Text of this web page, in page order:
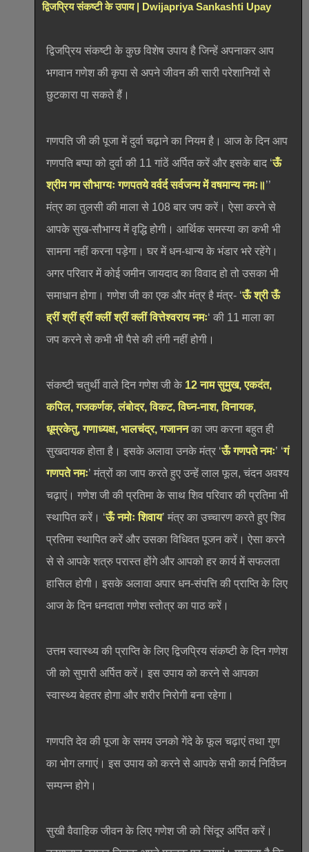
द्विजप्रिय संकष्टी के उपाय | Dwijapriya Sankashti Upay
द्विजप्रिय संकष्टी के कुछ विशेष उपाय है जिन्हें अपनाकर आप
भगवान गणेश की कृपा से अपने जीवन की सारी परेशानियों से
छुटकारा पा सकते हैं।
गणपति जी की पूजा में दुर्वा चढ़ाने का नियम है। आज के दिन आप
गणपति बप्पा को दुर्वा की 11 गांठें अर्पित करें और इसके बाद ‘ऊँ
श्रीम गम सौभाग्यः गणपतये वर्वर्द सर्वजन्म में वषमान्य नमः॥’’
मंत्र का तुलसी की माला से 108 बार जप करें। ऐसा करने से
आपके सुख-सौभाग्य में वृद्धि होगी। आर्थिक समस्या का कभी भी
सामना नहीं करना पड़ेगा। घर में धन-धान्य के भंडार भरे रहेंगे।
अगर परिवार में कोई जमीन जायदाद का विवाद हो तो उसका भी
समाधान होगा। गणेश जी का एक और मंत्र है मंत्र- ‘ऊँ श्री ऊँ
ह्रीं श्रीं ह्रीं क्लीं श्रीं क्लीं वित्तेश्वराय नमः‘ की 11 माला का
जप करने से कभी भी पैसे की तंगी नहीं होगी।
संकष्टी चतुर्थी वाले दिन गणेश जी के 12 नाम सुमुख, एकदंत,
कपिल, गजकर्णक, लंबोदर, विकट, विघ्न-नाश, विनायक,
धूम्रकेतु, गणाध्यक्ष, भालचंद्र, गजाननका जप करना बहुत ही
सुखदायक होता है। इसके अलावा उनके मंत्र ‘ऊँ गणपते नमः’ ‘गं
गणपते नमः’ मंत्रों का जाप करते हुए उन्हें लाल फूल, चंदन अवश्य
चढ़ाएं। गणेश जी की प्रतिमा के साथ शिव परिवार की प्रतिमा भी
स्थापित करें। ‘ऊँ नमोः शिवाय’ मंत्र का उच्चारण करते हुए शिव
प्रतिमा स्थापित करें और उसका विधिवत पूजन करें। ऐसा करने
से से आपके शत्रु परास्त होंगे और आपको हर कार्य में सफलता
हासिल होगी। इसके अलावा अपार धन-संपत्ति की प्राप्ति के लिए
आज के दिन धनदाता गणेश स्तोत्र का पाठ करें।
उत्तम स्वास्थ्य की प्राप्ति के लिए द्विजप्रिय संकष्टी के दिन गणेश
जी को सुपारी अर्पित करें। इस उपाय को करने से आपका
स्वास्थ्य बेहतर होगा और शरीर निरोगी बना रहेगा।
गणपति देव की पूजा के समय उनको गेंदे के फूल चढ़ाएं तथा गुण
का भोग लगाएं। इस उपाय को करने से आपके सभी कार्य निर्विघ्न
सम्पन्न होगे।
सुखी वैवाहिक जीवन के लिए गणेश जी को सिंदूर अर्पित करें।